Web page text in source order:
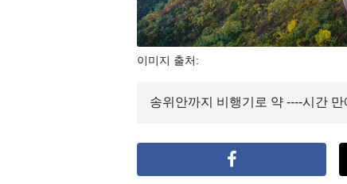
이미지 출처:
송위안까지 비행기로 약 ----시간